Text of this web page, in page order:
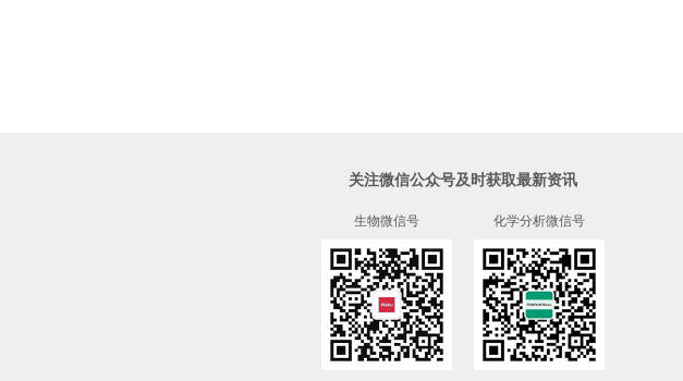
关注微信公众号及时获取最新资讯
生物微信号 化学分析微信号